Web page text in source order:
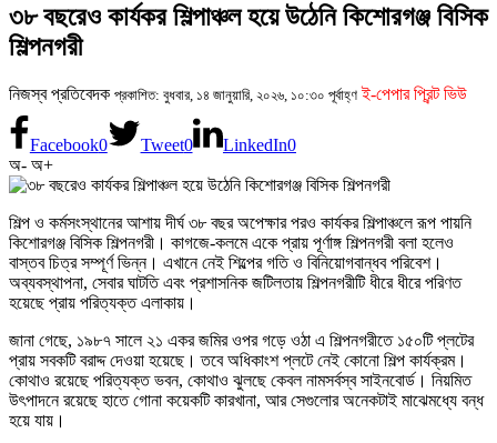
৩৮ বছরেও কার্যকর শিল্পাঞ্চল হয়ে উঠেনি কিশোরগঞ্জ বিসিক
শিল্পনগরী
নিজস্ব প্রতিবেদক প্রকাশিত: বুধবার, ১৪ জানুয়ারি, ২০২৬, ১০:৩০ পূর্বাহ্ণ ই-পেপার প্রিন্ট ভিউ
Facebook0 Tweet0 LinkedIn0
অ- অ+
শিল্প ও কর্মসংস্থানের আশায় দীর্ঘ ৩৮ বছর অপেক্ষার পরও কার্যকর শিল্পাঞ্চলে রূপ পায়নি
কিশোরগঞ্জ বিসিক শিল্পনগরী। কাগজে-কলমে একে প্রায় পূর্ণাঙ্গ শিল্পনগরী বলা হলেও
বাস্তব চিত্র সম্পূর্ণ ভিন্ন। এখানে নেই শিল্পের গতি ও বিনিয়োগবান্ধব পরিবেশ।
অব্যবস্থাপনা, সেবার ঘাটতি এবং প্রশাসনিক জটিলতায় শিল্পনগরীটি ধীরে ধীরে পরিণত
হয়েছে প্রায় পরিত্যক্ত এলাকায়।
জানা গেছে, ১৯৮৭ সালে ২১ একর জমির ওপর গড়ে ওঠা এ শিল্পনগরীতে ১৫০টি প্লটের
প্রায় সবকটি বরাদ্দ দেওয়া হয়েছে। তবে অধিকাংশ প্লটে নেই কোনো শিল্প কার্যক্রম।
কোথাও রয়েছে পরিত্যক্ত ভবন, কোথাও ঝুলছে কেবল নামসর্বস্ব সাইনবোর্ড। নিয়মিত
উৎপাদনে রয়েছে হাতে গোনা কয়েকটি কারখানা, আর সেগুলোর অনেকটাই মাঝেমধ্যে বন্ধ
হয়ে যায়।